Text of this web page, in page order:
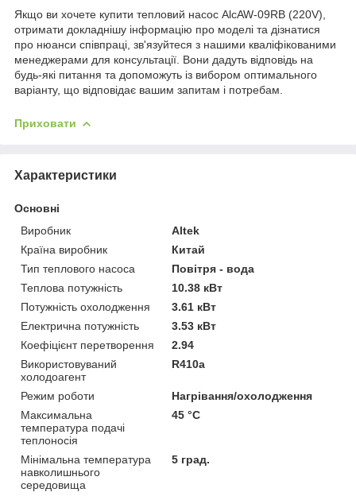
Якщо ви хочете купити тепловий насос AlcAW-09RB (220V),
отримати докладнішу інформацію про моделі та дізнатися
про нюанси співпраці, зв'язуйтеся з нашими кваліфікованими
менеджерами для консультації. Вони дадуть відповідь на
будь-які питання та допоможуть із вибором оптимального
варіанту, що відповідає вашим запитам і потребам.
Приховати
Характеристики
Основні
Виробник
Altek
Країна виробник
Китай
Тип теплового насоса
Повітря - вода
Теплова потужність
10.38 кВт
Потужність охолодження
3.61 кВт
Електрична потужність
3.53 кВт
Коефіцієнт перетворення
2.94
Використовуваний
холодоагент
R410a
Режим роботи
Нагрівання/охолодження
Максимальна
температура подачі
теплоносія
45 °С
Мінімальна температура
навколишнього
середовища
5 град.